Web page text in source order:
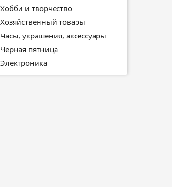
Хобби и творчество
Хозяйственный товары
Часы, украшения, аксессуары
Черная пятница
Электроника